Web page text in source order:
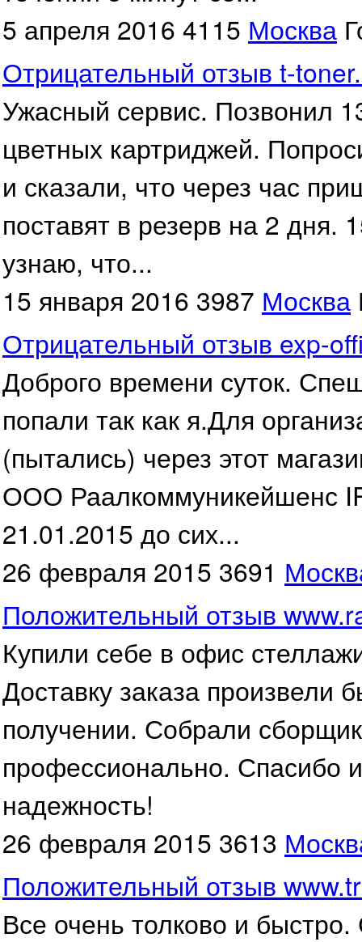
5 апреля 2016 4115 Москва
Отрицательный отзыв t-
Ужасный сервис. Позвонил
цветных картриджей.
и сказали, что через час
поставят в резерв на 2 дня.
узнаю, что...
15 января 2016 3987 Москва
Отрицательный отзыв exp-
Доброго времени суток.
попали так как я.Для
(пытались) через этот
ООО Раалкоммуникейшенс
21.01.2015 до сих...
26 февраля 2015 3691
Положительный отзыв
Купили себе в офис
Доставку заказа произвели
получении. Собрали
профессионально. Спасибо
надежность!
26 февраля 2015 3613
Положительный отзыв
Все очень толково и